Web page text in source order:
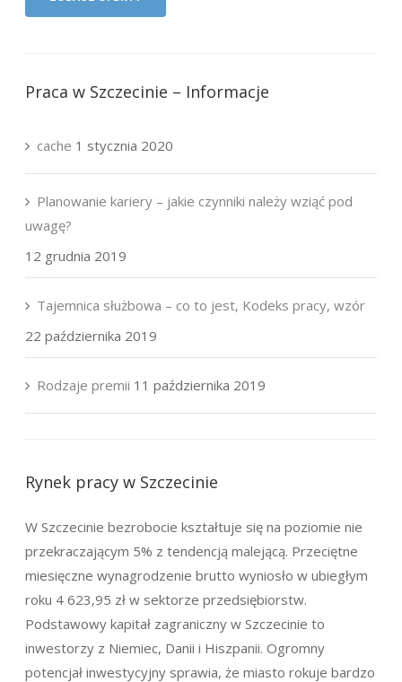
Praca w Szczecinie – Informacje
cache 1 stycznia 2020
Planowanie kariery – jakie czynniki należy wziąć pod
uwagę?
12 grudnia 2019
Tajemnica służbowa – co to jest, Kodeks pracy, wzór
22 października 2019
Rodzaje premii 11 października 2019
Rynek pracy w Szczecinie
W Szczecinie bezrobocie kształtuje się na poziomie nie
przekraczającym 5% z tendencją malejącą. Przeciętne
miesięczne wynagrodzenie brutto wyniosło w ubiegłym
roku 4 623,95 zł w sektorze przedsiębiorstw.
Podstawowy kapitał zagraniczny w Szczecinie to
inwestorzy z Niemiec, Danii i Hiszpanii. Ogromny
potencjał inwestycyjny sprawia, że miasto rokuje bardzo